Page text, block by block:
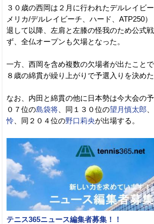
３０歳の西岡は２月に行われたデルレイビ
メリカ/デルレイビーチ、ハード、ATP250
退して以降、左肩と左膝の怪我のため公式
ず、全仏オープンも欠場となった。
一方、西岡を含め複数の欠場者が出たこと
８歳の綿貫が繰り上がりで予選入りを決めた
なお、内田と綿貫の他に日本勢は今大会の
０７位の島袋将、同１３０位の望月慎太郎
怜、同２０４位の野口莉央が出場する。
テニス365ニュース編集者募集！！